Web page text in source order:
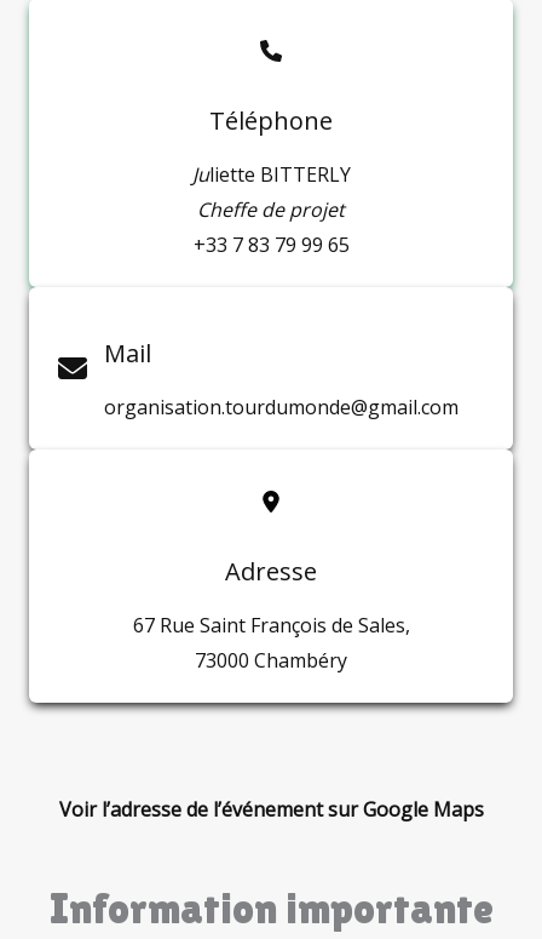
Téléphone
Juliette BITTERLY
Cheffe de projet
+33 7 83 79 99 65
Mail
organisation.tourdumonde@gmail.com
Adresse
67 Rue Saint François de Sales,
73000 Chambéry
Voir l’adresse de l’événement sur Google Maps
Information importante